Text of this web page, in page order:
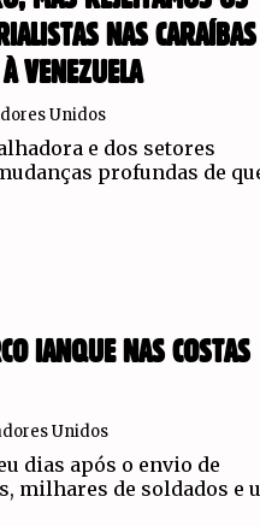
NAS
VENEZUELA
Unidos
e dos setores
profundas de
IANQUE NAS COSTAS
Unidos
dias após o envio de
milhares de soldados e